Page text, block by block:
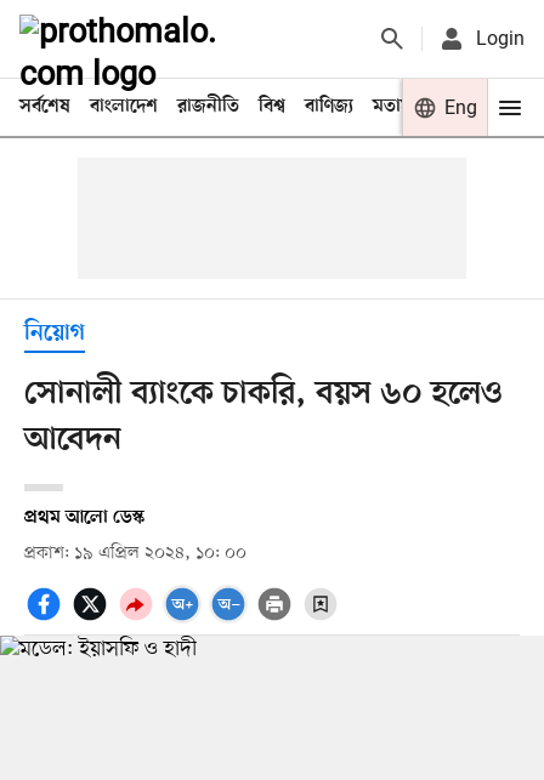
Login
সর্বশেষ বাংলাদেশ রাজনীতি বিশ্ব বাণিজ্য মতামত খেলা
Eng
নিয়োগ
সোনালী ব্যাংকে চাকরি, বয়স ৬০ হলেও
আবেদন
প্রথম আলো ডেস্ক
প্রকাশ: ১৯ এপ্রিল ২০২৪, ১০: ০০